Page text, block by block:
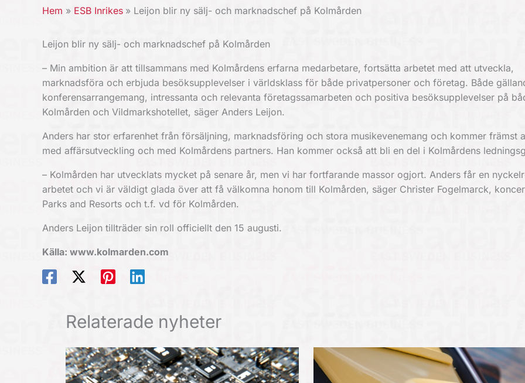
Hem
ESB Inrikes Leijon blir ny sälj- och marknadschef på Kolmården
Leijon blir ny sälj- och marknadschef på Kolmården
– Min ambition är att tillsammans med Kolmårdens erfarna medarbetare, fortsätta arbetet med att utveckla,
marknadsföra och erbjuda besöksupplevelser i världsklass för både privatpersoner och företag. Både
konferensarrangemang, intressanta och relevanta företagssamarbeten och positiva besöksupplevelser på
Kolmården och Vildmarkshotellet, säger Anders Leijon.
Anders har stor erfarenhet från försäljning, marknadsföring och stora musikevenemang och kommer främst
med affärsutveckling och med Kolmårdens partners. Han kommer också att bli en del i Kolmårdens
– Kolmården har utvecklats mycket på senare år, men vi har fortfarande massor ogjort. Anders får en
arbetet och vi är väldigt glada över att få välkomna honom till Kolmården, säger Christer Fogelmarck,
Parks and Resorts och t.f. vd för Kolmården.
Anders Leijon tillträder sin roll officiellt den 15 augusti.
Källa: www.kolmarden.com
Relaterade nyheter